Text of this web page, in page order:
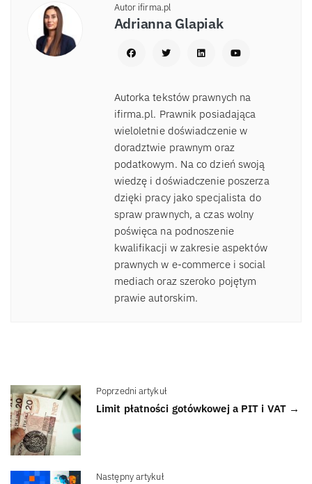
Autor ifirma.pl
Adrianna Glapiak
Autorka tekstów prawnych na
ifirma.pl. Prawnik posiadająca
wieloletnie doświadczenie w
doradztwie prawnym oraz
podatkowym. Na co dzień swoją
wiedzę i doświadczenie poszerza
dzięki pracy jako specjalista do
spraw prawnych, a czas wolny
poświęca na podnoszenie
kwalifikacji w zakresie aspektów
prawnych w e-commerce i social
mediach oraz szeroko pojętym
prawie autorskim.
Poprzedni artykuł
Limit płatności gotówkowej a PIT i VAT →
Następny artykuł